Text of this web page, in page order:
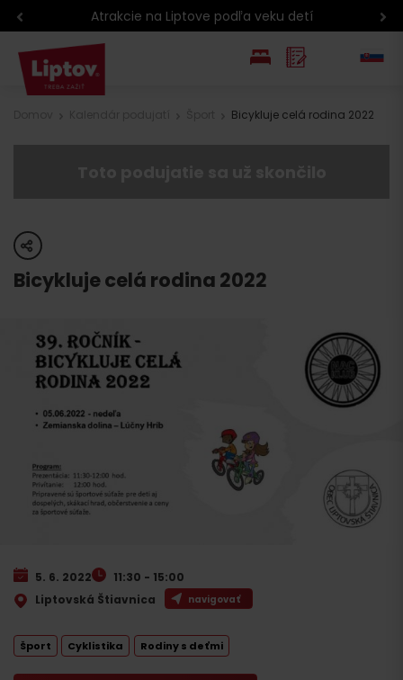
Atrakcie na Liptove podľa veku detí
Bicykluje celá rodina 2022
share
Bicykluje celá rodina 2022
5. 6. 2022
11:30 - 15:00
Liptovská Štiavnica
navigovať
Šport Cyklistika Rodiny s deťmi